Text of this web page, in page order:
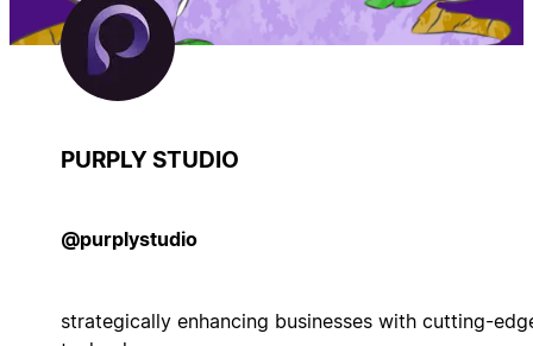
PURPLY STUDIO
@purplystudio
strategically enhancing businesses with cutting-